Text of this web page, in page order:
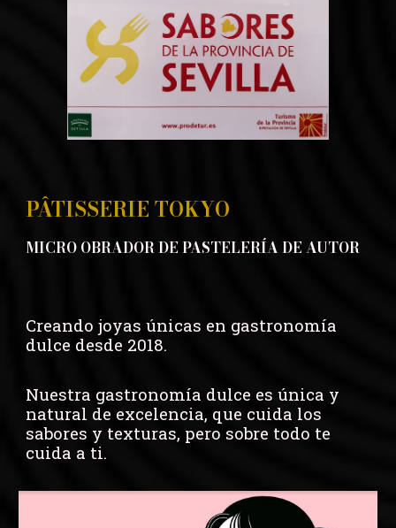
PÂTISSERIE TOKYO
MICRO OBRADOR DE PASTELERÍA DE AUTOR
Creando joyas únicas en gastronomía
dulce desde 2018.
Nuestra gastronomía dulce es única y
natural de excelencia, que cuida los
sabores y texturas, pero sobre todo te
cuida a ti.